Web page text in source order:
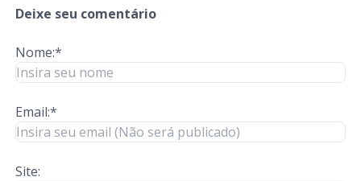
Deixe seu comentário
Nome:*
Email:*
Site: